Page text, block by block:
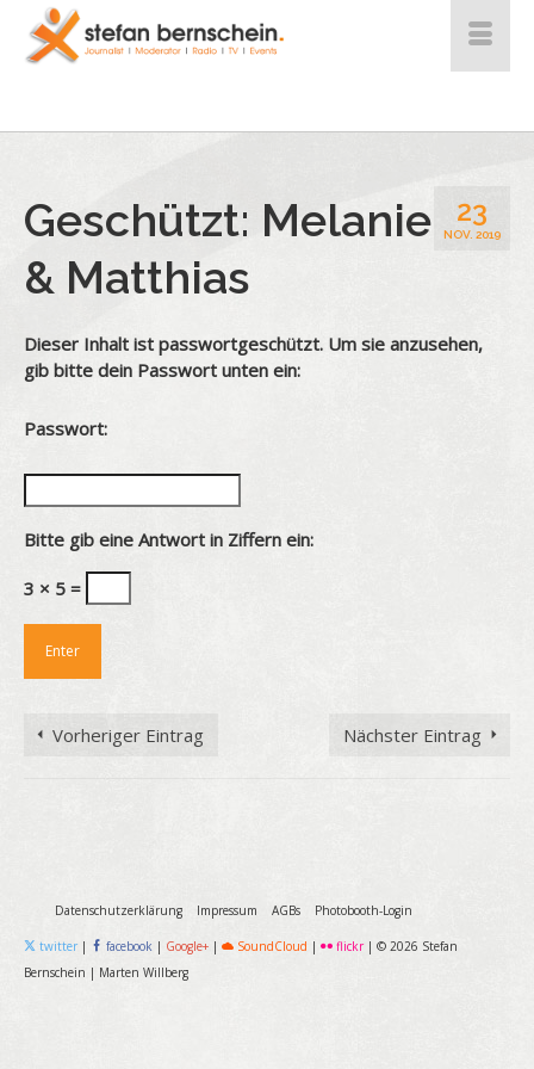
23
NOV. 2019
Geschützt: Melanie
& Matthias
Dieser Inhalt ist passwortgeschützt. Um sie anzusehen,
gib bitte dein Passwort unten ein:
Passwort:
Bitte gib eine Antwort in Ziffern ein:
3 × 5 =
Vorheriger Eintrag Nächster Eintrag
Datenschutzerklärung Impressum AGBs Photobooth-Login
twitter | facebook | Google+ | SoundCloud | flickr| © 2026 Stefan
Bernschein | Marten Willberg